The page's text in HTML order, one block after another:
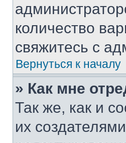
количество
свяжитесь с
Вернуться к началу
» Как мне
Так же, как и
их